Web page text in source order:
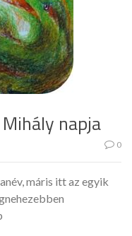
napja
0
máris itt az egyik